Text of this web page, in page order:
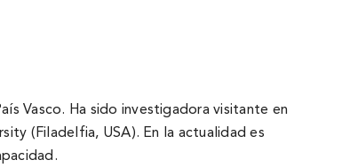
Vasco. Ha sido investigadora visitante en
(Filadelfia, USA). En la actualidad es